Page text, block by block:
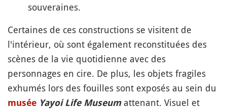
souveraines.
Certaines de ces constructions se visitent de
l'intérieur, où sont également reconstituées des
scènes de la vie quotidienne avec des
personnages en cire. De plus, les objets fragiles
exhumés lors des fouilles sont exposés au sein du
musée Yayoi Life Museumattenant. Visuel et